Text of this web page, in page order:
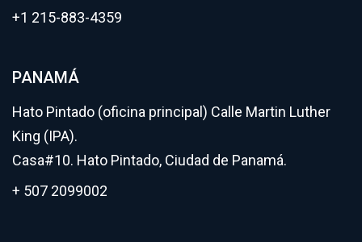
+1 215-883-4359
PANAMÁ
Hato Pintado (oficina principal) Calle Martin Luther
King (IPA).
Casa#10. Hato Pintado, Ciudad de Panamá.
+ 507 2099002